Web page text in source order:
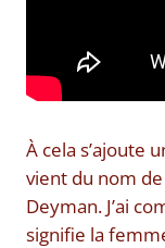
À cela s’ajoute
vient du nom
Deyman. J’ai
signifie la